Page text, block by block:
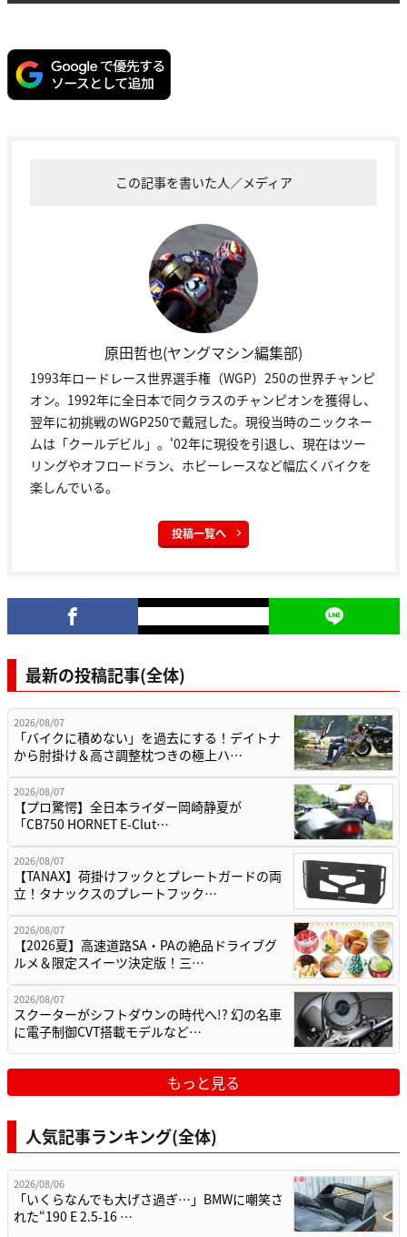
この記事を書いた人／メディア
原田哲也(ヤングマシン編集部)
1993年ロードレース世界選手権（WGP）250の世界チャンピ
オン。1992年に全日本で同クラスのチャンピオンを獲得し、
翌年に初挑戦のWGP250で戴冠した。現役当時のニックネー
ムは「クールデビル」。'02年に現役を引退し、現在はツー
リングやオフロードラン、ホビーレースなど幅広くバイクを
楽しんでいる。
投稿一覧へ
最新の投稿記事(全体)
2026/08/07
「バイクに積めない」を過去にする！デイトナ
から肘掛け＆高さ調整枕つきの極上ハ…
2026/08/07
【プロ驚愕】全日本ライダー岡崎静夏が
「CB750 HORNET E-Clut…
2026/08/07
【TANAX】荷掛けフックとプレートガードの両
立！タナックスのプレートフック…
2026/08/07
【2026夏】高速道路SA・PAの絶品ドライブグ
ルメ＆限定スイーツ決定版！三…
2026/08/07
スクーターがシフトダウンの時代へ!? 幻の名車
に電子制御CVT搭載モデルなど…
もっと見る
人気記事ランキング(全体)
2026/08/06
「いくらなんでも大げさ過ぎ…」BMWに嘲笑さ
れた“190 E 2.5-16 …